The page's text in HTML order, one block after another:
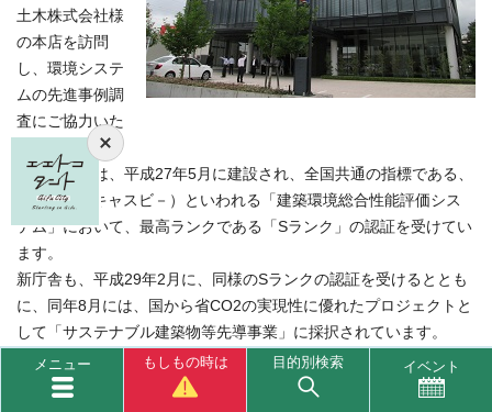
土木株式会社様
の本店を訪問
し、環境システ
ムの先進事例調
査にご協力いた
だきました。
同社の社屋は、平成27年5月に建設され、全国共通の指標である、
CASBEE（キャスビ－）といわれる「建築環境総合性能評価シス
テム」において、最高ランクである「Sランク」の認証を受けてい
ます。
新庁舎も、平成29年2月に、同様のSランクの認証を受けるととも
に、同年8月には、国から省CO2の実現性に優れたプロジェクトと
して「サステナブル建築物等先導事業」に採択されています。
今回、屋上緑化や太陽光発電パネルなど、環境に配慮した様々な
設備について、ご教示いただき、大変参考になりました。
メニュー もしもの時は 目的別検索 イベント